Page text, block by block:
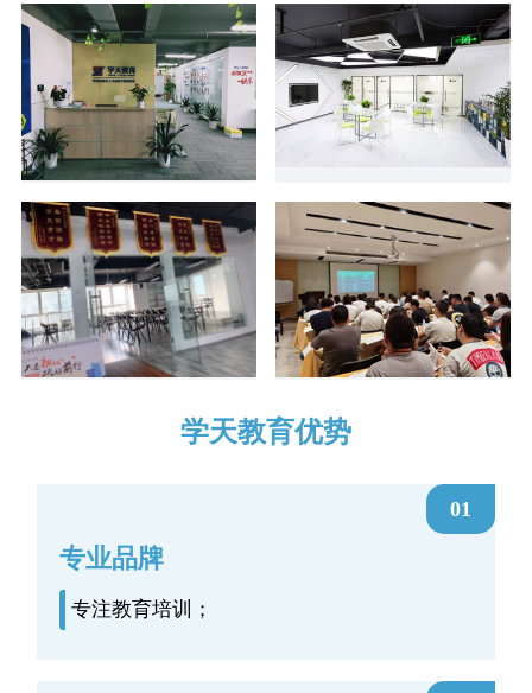
学天教育优势
01
专业品牌
专注教育培训；